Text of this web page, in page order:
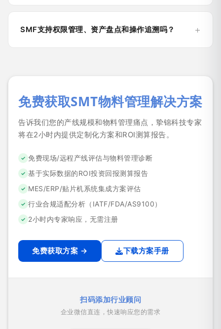
SMF支持权限管理、资产盘点和操作追溯吗？
免费获取SMT物料管理解决方案
告诉我们您的产线规模和物料管理痛点，挚锦科技专家
将在2小时内提供定制化方案和ROI测算报告。
✓ 免费现场/远程产线评估与物料管理诊断
✓ 基于实际数据的ROI投资回报测算报告
✓ MES/ERP/贴片机系统集成方案评估
✓ 行业合规适配分析（IATF/FDA/AS9100）
✓ 2小时内专家响应，无需注册
免费获取方案 → 下载方案手册
扫码添加行业顾问
企业微信直连，快速响应您的需求